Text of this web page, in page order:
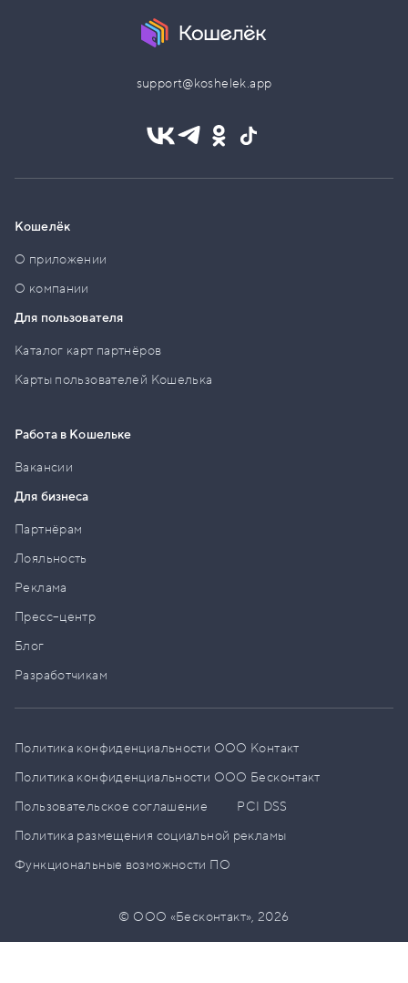
support@koshelek.app
Кошелёк
О приложении
О компании
Для пользователя
Каталог карт партнёров
Карты пользователей Кошелька
Работа в Кошельке
Вакансии
Для бизнеса
Партнёрам
Лояльность
Реклама
Пресс–центр
Блог
Разработчикам
Политика конфиденциальности ООО Контакт
Политика конфиденциальности ООО Бесконтакт
Пользовательское соглашение
PCI DSS
Политика размещения социальной рекламы
Функциональные возможности ПО
© ООО «Бесконтакт»,2026